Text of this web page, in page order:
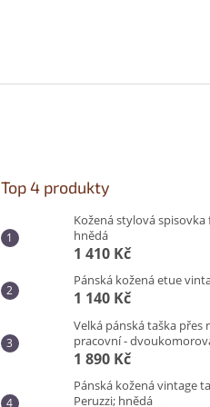
Top 4 produkty
Kožená stylová spisovka
hnědá
1 410 Kč
Pánská kožená etue
1 140 Kč
Velká pánská taška
pracovní -
1 890 Kč
Pánská kožená vintage
Peruzzi; hnědá